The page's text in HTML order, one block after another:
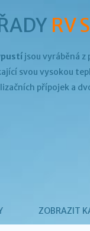
RV
jsou vyráběná
svou vysokou
přípojek a
ZOBRAZIT